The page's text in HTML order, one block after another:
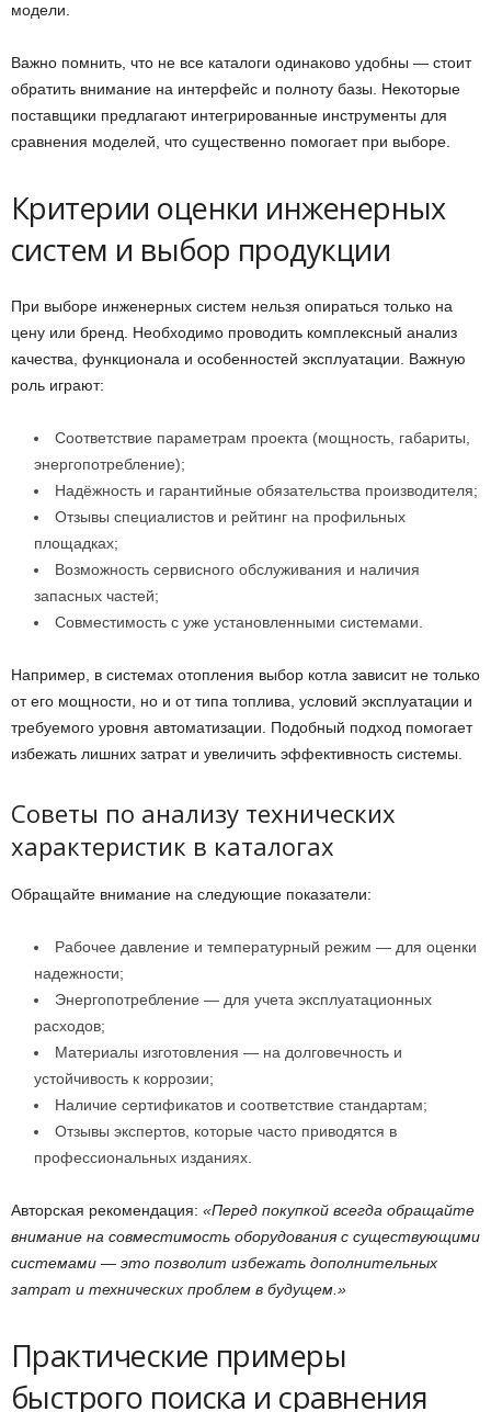
модели.
Важно помнить, что не все каталоги одинаково удобны — стоит
обратить внимание на интерфейс и полноту базы. Некоторые
поставщики предлагают интегрированные инструменты для
сравнения моделей, что существенно помогает при выборе.
Критерии оценки инженерных
систем и выбор продукции
При выборе инженерных систем нельзя опираться только на
цену или бренд. Необходимо проводить комплексный анализ
качества, функционала и особенностей эксплуатации. Важную
роль играют:
Соответствие параметрам проекта (мощность, габариты,
энергопотребление);
Надёжность и гарантийные обязательства производителя;
Отзывы специалистов и рейтинг на профильных
площадках;
Возможность сервисного обслуживания и наличия
запасных частей;
Совместимость с уже установленными системами.
Например, в системах отопления выбор котла зависит не только
от его мощности, но и от типа топлива, условий эксплуатации и
требуемого уровня автоматизации. Подобный подход помогает
избежать лишних затрат и увеличить эффективность системы.
Советы по анализу технических
характеристик в каталогах
Обращайте внимание на следующие показатели:
Рабочее давление и температурный режим — для оценки
надежности;
Энергопотребление — для учета эксплуатационных
расходов;
Материалы изготовления — на долговечность и
устойчивость к коррозии;
Наличие сертификатов и соответствие стандартам;
Отзывы экспертов, которые часто приводятся в
профессиональных изданиях.
Авторская рекомендация: «Перед покупкой всегда обращайте
внимание на совместимость оборудования с существующими
системами — это позволит избежать дополнительных
затрат и технических проблем в будущем.»
Практические примеры
быстрого поиска и сравнения